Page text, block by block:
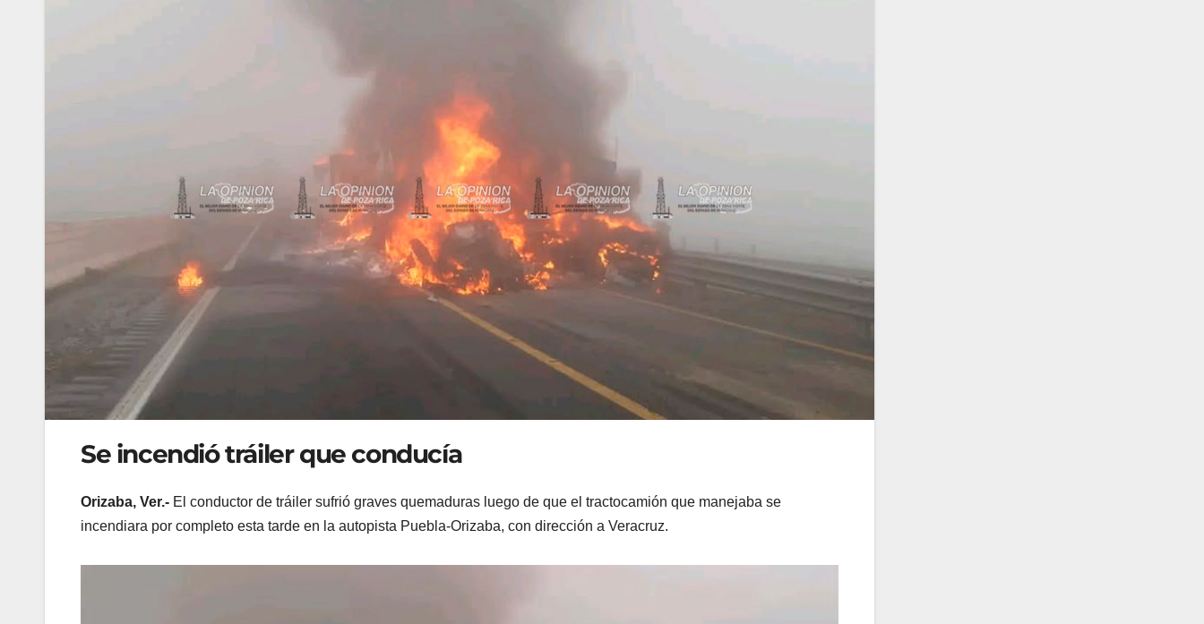
Se incendió tráiler que conducía
Orizaba, Ver.- El conductor de tráiler sufrió graves quemaduras luego de que el tractocamión que manejaba se
incendiara por completo esta tarde en la autopista Puebla-Orizaba, con dirección a Veracruz.